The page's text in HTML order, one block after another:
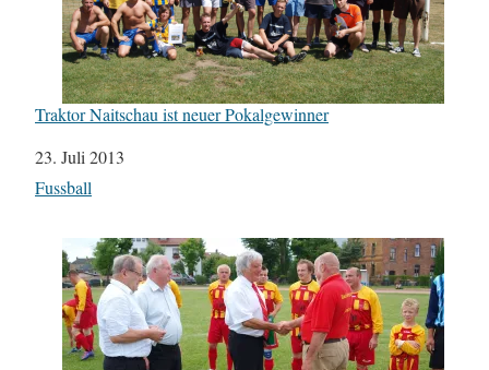
Traktor Naitschau ist neuer Pokalgewinner
Datum
23. Juli 2013
In Bezug auf
Fussball